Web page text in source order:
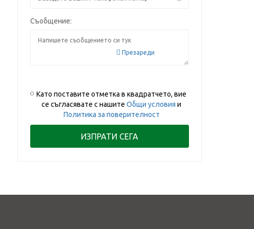
Съобщение:
Презареди
Като поставите отметка в квадратчето, вие
се съгласявате с нашитеОбщи условия и
Политика за поверителност